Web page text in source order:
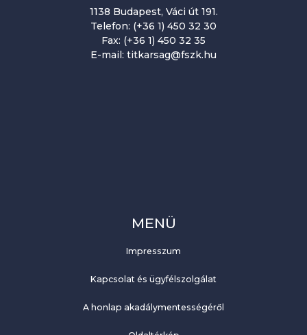
1138 Budapest, Váci út 191.
Telefon: (+36 1) 450 32 30
Fax: (+36 1) 450 32 35
E-mail: titkarsag@fszk.hu
MENÜ
Impresszum
Kapcsolat és ügyfélszolgálat
A honlap akadálymentességéről